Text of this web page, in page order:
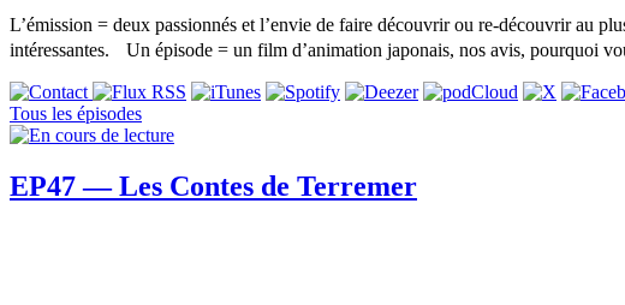
L’émission = deux passionnés et l’envie de faire découvrir ou re-découvrir au
intéressantes. Un épisode = un film d’animation japonais, nos avis, pourquoi
Tous les épisodes
EP47 — Les Contes de Terremer